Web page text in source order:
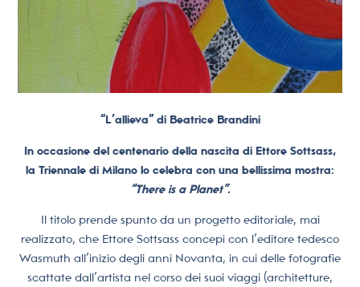
“L’allieva” di Beatrice Brandini
In occasione del centenario della nascita di Ettore Sottsass,
la Triennale di Milano lo celebra con una bellissima mostra:
“There is a Planet”.
Il titolo prende spunto da un progetto editoriale, mai
realizzato, che Ettore Sottsass concepì con l’editore tedesco
Wasmuth all’inizio degli anni Novanta, in cui delle fotografie
scattate dall’artista nel corso dei suoi viaggi (architetture,